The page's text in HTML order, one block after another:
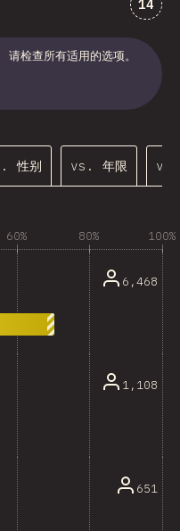
14
检查所有适用的选项。
性别 vs. 年限
60% 80% 100%
6,468
1,108
651